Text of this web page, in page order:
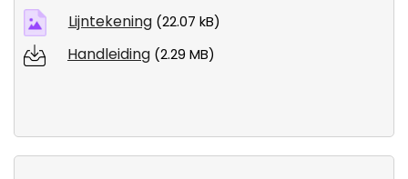
Lijntekening (22.07 kB)
Handleiding (2.29 MB)